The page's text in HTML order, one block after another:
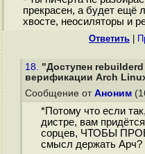
прекрасен, а будет ещё
хвосте, неосиляторы и
Ответить
18. "Доступен
верификации Arch
Сообщение от Аноним
*Потому что если
дистре, вам
сорцев, ЧТОБЫ
смысл держать Арч?